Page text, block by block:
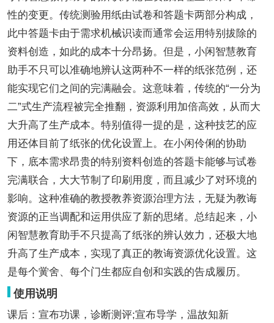
性的变更。传统测验用纸由试卷和答题卡两部分构成，
此中答题卡由于需求机械识读而通常会运用特别拔除的
资料创造，如此的成本十分昂扬。但是，小闲智慧教育
助手不只可以准确地辨认这两种不一样的纸张范例，还
能实现它们之间的完满融会。这意味着，传统的“一分为
二”式生产流程被完全推翻，资源利用加倍高效，从而大
大升高了生产成本。特别值得一提的是，这种技艺的应
用还体目前了纸张的优化设置上。在小闲伶俐的协助
下，底本需求昂贵的特别资料创造的答题卡能够与试卷
完满联合，大大节制了印刷用度，而且减少了对环境的
影响。这种准确的教授教养资源治理方法，无疑为教诲
资源的正当调配和运用供应了新的思绪。总结起来，小
闲智慧教育助手不只提高了纸张的辨认效力，还极大地
升高了生产成本，实现了真正的教诲资源优化设置。这
是每个黉舍、每个门生都应自创和实践的告成履历。
使用说明
课后：宣布功课，诊断测评;宣布导学，温故知新